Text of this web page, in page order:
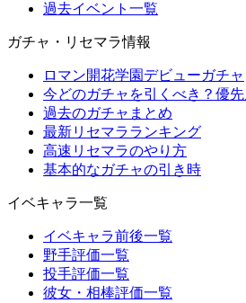
過去イベント一覧
ガチャ・リセマラ情報
ロマン開花学園デビューガチャ
今どのガチャを引くべき？優先
過去のガチャまとめ
最新リセマラランキング
高速リセマラのやり方
基本的なガチャの引き時
イベキャラ一覧
イベキャラ前後一覧
野手評価一覧
投手評価一覧
彼女・相棒評価一覧